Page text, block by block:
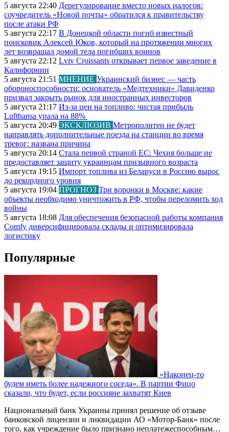
5 августа 22:40 Дерегулирование вместо новых налогов:
соучредитель «Новой почты» обратился к правительству
после атаки РФ
5 августа 22:17 В Донецкой области погиб известный
поисковик Алексей Юков, который на протяжении многих
лет возвращал домой тела погибших воинов
5 августа 22:12 Lviv Croissants открывает первое заведение в
Калифорнии
5 августа 21:51 МНЕНИЕ Украинский бизнес — часть
обороноспособности: основатель «Медтехники» Давиденко
призвал закрыть рынок для иностранных инвесторов
5 августа 21:17 Из-за цен на топливо: чистая прибыль
Lufthansa упала на 88%
5 августа 20:49 ЭКСКЛЮЗИВ Метрополитен не будет
направлять дополнительные поезда на станции во время
тревог: названа причина
5 августа 20:14 Стала первой страной ЕС: Чехия больше не
предоставляет защиту украинцам призывного возраста
5 августа 19:15 Импорт топлива из Беларуси в Россию вырос
до рекордного уровня
5 августа 19:04 ПРОГНОЗ Три воронки в Москве: какие
объекты необходимо уничтожить в РФ, чтобы переломить ход
войны
5 августа 18:08 Для обеспечения безопасной работы компания
Comfy диверсифицировала склады и оптимизировала
логистику
Популярные
«Наконец-то
будем иметь более надежного соседа». В партии Фицо
сказали, что будет, если россияне захватят Киев
Национальный банк Украины принял решение об отзыве
банковской лицензии и ликвидации АО «Мотор-Банк» после
того, как учреждение было признано неплатежеспособным…